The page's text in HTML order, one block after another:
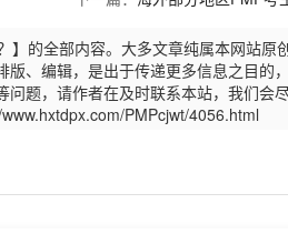
的全部内容。大多文章纯属本网站原
、编辑，是出于传递更多信息之目的
题，请作者在及时联系本站，我们会尽
PMPcjwt/4056.html